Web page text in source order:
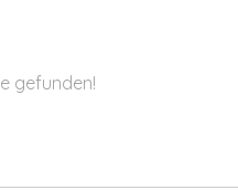
gefunden!